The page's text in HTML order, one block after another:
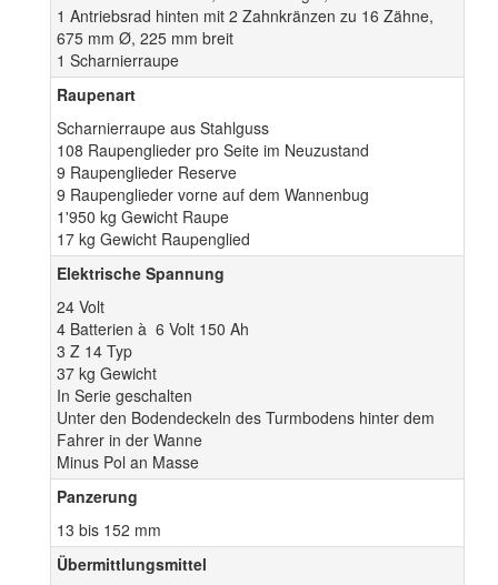
1 Antriebsrad hinten mit 2 Zahnkränzen zu 16 Zähne,
675 mm Ø, 225 mm breit
1 Scharnierraupe
Raupenart
Scharnierraupe aus Stahlguss
108 Raupenglieder pro Seite im Neuzustand
9 Raupenglieder Reserve
9 Raupenglieder vorne auf dem Wannenbug
1'950 kg Gewicht Raupe
17 kg Gewicht Raupenglied
Elektrische Spannung
24 Volt
4 Batterien à 6 Volt 150 Ah
3 Z 14 Typ
37 kg Gewicht
In Serie geschalten
Unter den Bodendeckeln des Turmbodens hinter dem
Fahrer in der Wanne
Minus Pol an Masse
Panzerung
13 bis 152 mm
Übermittlungsmittel